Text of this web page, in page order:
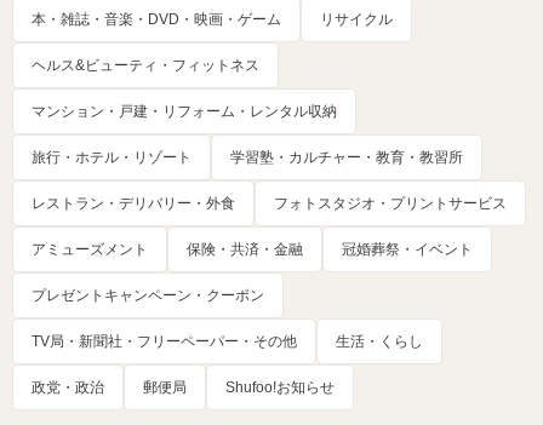
本・雑誌・音楽・DVD・映画・ゲーム リサイクル
ヘルス&ビューティ・フィットネス
マンション・戸建・リフォーム・レンタル収納
旅行・ホテル・リゾート 学習塾・カルチャー・教育・教習所
レストラン・デリバリー・外食 フォトスタジオ・プリントサービス
アミューズメント 保険・共済・金融 冠婚葬祭・イベント
プレゼントキャンペーン・クーポン
TV局・新聞社・フリーペーパー・その他 生活・くらし
政党・政治 郵便局 Shufoo!お知らせ